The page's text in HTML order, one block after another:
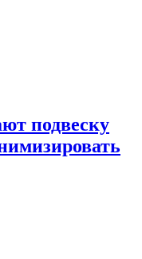
подвеску